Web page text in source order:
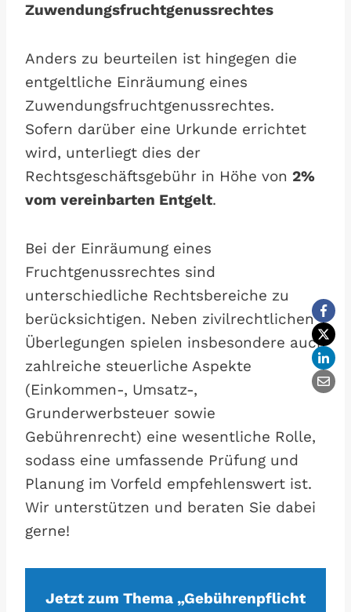
Zuwendungsfruchtgenussrechtes
Anders zu beurteilen ist hingegen die
entgeltliche Einräumung eines
Zuwendungsfruchtgenussrechtes.
Sofern darüber eine Urkunde errichtet
wird, unterliegt dies der
Rechtsgeschäftsgebühr in Höhe von 2%
vom vereinbarten Entgelt.
Bei der Einräumung eines
Fruchtgenussrechtes sind
unterschiedliche Rechtsbereiche zu
berücksichtigen. Neben zivilrechtlichen
Überlegungen spielen insbesondere auch
zahlreiche steuerliche Aspekte
(Einkommen-, Umsatz-,
Grunderwerbsteuer sowie
Gebührenrecht) eine wesentliche Rolle,
sodass eine umfassende Prüfung und
Planung im Vorfeld empfehlenswert ist.
Wir unterstützen und beraten Sie dabei
gerne!
Jetzt zum Thema „Gebührenpflicht